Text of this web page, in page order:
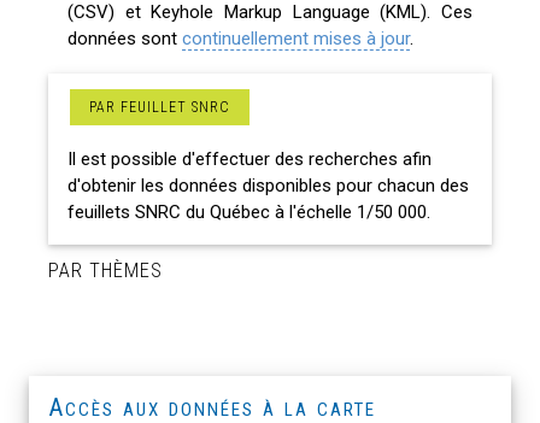
(CSV) et Keyhole Markup Language (KML). Ces
données sont continuellement mises à jour.
PAR FEUILLET SNRC
Il est possible d'effectuer des recherches afin
d'obtenir les données disponibles pour chacun des
feuillets SNRC du Québec à l'échelle 1/50 000.
PAR THÈMES
Accès aux données à la carte